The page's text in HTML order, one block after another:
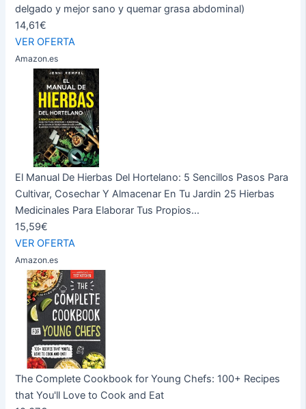
delgado y mejor sano y quemar grasa abdominal)
14,61€
VER OFERTA
Amazon.es
El Manual De Hierbas Del Hortelano: 5 Sencillos Pasos Para
Cultivar, Cosechar Y Almacenar En Tu Jardin 25 Hierbas
Medicinales Para Elaborar Tus Propios...
15,59€
VER OFERTA
Amazon.es
The Complete Cookbook for Young Chefs: 100+ Recipes
that You'll Love to Cook and Eat